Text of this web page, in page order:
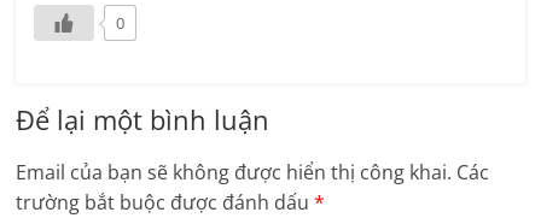
0
Để lại một bình luận
Email của bạn sẽ không được hiển thị công khai. Các
trường bắt buộc được đánh dấu*